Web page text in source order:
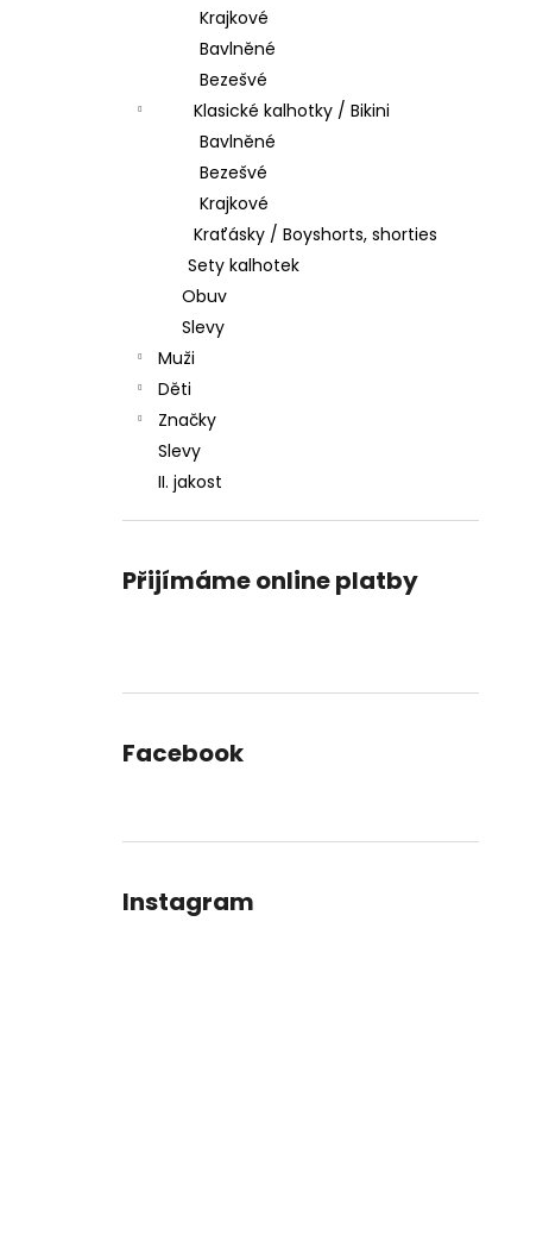
Krajkové
Bavlněné
Bezešvé
Klasické kalhotky / Bikini
Bavlněné
Bezešvé
Krajkové
Kraťásky / Boyshorts, shorties
Sety kalhotek
Obuv
Slevy
Muži
Děti
Značky
Slevy
II. jakost
Přijímáme online platby
Facebook
Instagram